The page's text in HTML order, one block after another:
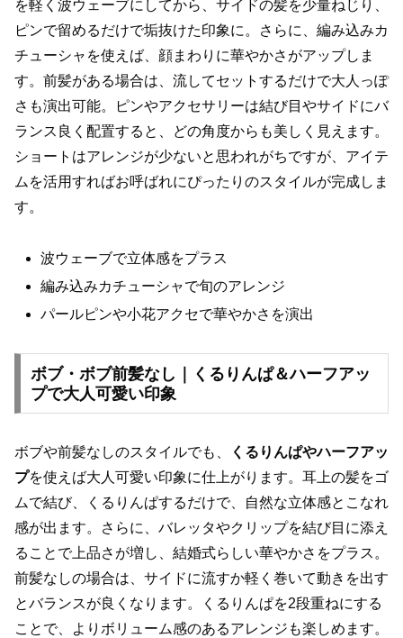
を軽く波ウェーブにしてから、サイドの髪を少量ねじり、
ピンで留めるだけで垢抜けた印象に。さらに、編み込みカ
チューシャを使えば、顔まわりに華やかさがアップしま
す。前髪がある場合は、流してセットするだけで大人っぽ
さも演出可能。ピンやアクセサリーは結び目やサイドにバ
ランス良く配置すると、どの角度からも美しく見えます。
ショートはアレンジが少ないと思われがちですが、アイテ
ムを活用すればお呼ばれにぴったりのスタイルが完成しま
す。
波ウェーブで立体感をプラス
編み込みカチューシャで旬のアレンジ
パールピンや小花アクセで華やかさを演出
ボブ・ボブ前髪なし｜くるりんぱ＆ハーフアッ
プで大人可愛い印象
ボブや前髪なしのスタイルでも、
くるりんぱやハーフアッ
プを使えば大人可愛い印象に仕上がります。耳上の髪をゴ
ムで結び、くるりんぱするだけで、自然な立体感とこなれ
感が出ます。さらに、バレッタやクリップを結び目に添え
ることで上品さが増し、結婚式らしい華やかさをプラス。
前髪なしの場合は、サイドに流すか軽く巻いて動きを出す
とバランスが良くなります。くるりんぱを2段重ねにする
ことで、よりボリューム感のあるアレンジも楽しめます。